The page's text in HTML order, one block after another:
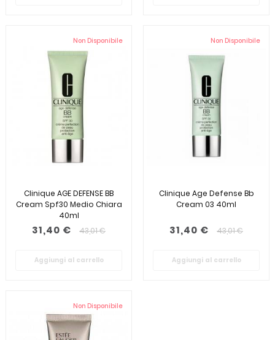
Non Disponibile
Clinique AGE DEFENSE BB
Cream Spf30 Medio Chiara
40ml
31,40 € 43,01 €
Aggiungi al carrello
Non Disponibile
Clinique Age Defense Bb
Cream 03 40ml
31,40 € 43,01 €
Aggiungi al carrello
Non Disponibile